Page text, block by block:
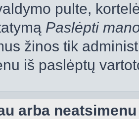
pulte,
Paslėpti
žinos tik
iš paslėptų
arba